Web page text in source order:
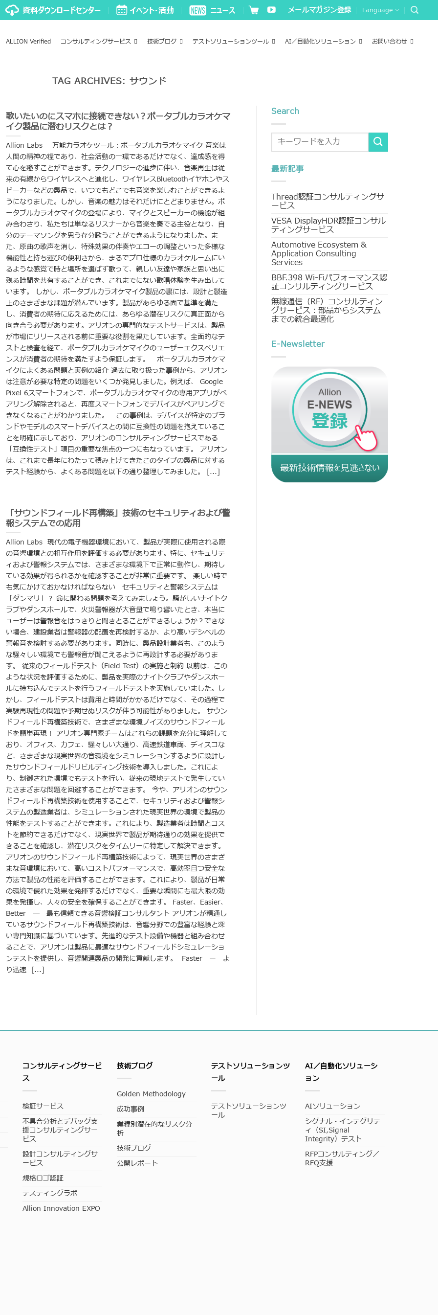
メールマガジン登録 Language
ALLION Verified コンサルティングサービス 技術ブログ テストソリューションツール AI／自動化ソリューション お問い合わせ
TAG ARCHIVES:サウンド
歌いたいのにスマホに接続できない？ポータブルカラオケマ
イク製品に潜むリスクとは？
Allion Labs 万能カラオケツール：ポータブルカラオケマイク 音楽は
人間の精神の糧であり、社会活動の一環であるだけでなく、達成感を得
て心を癒すことができます。テクノロジーの進歩に伴い、音楽再生は従
来の有線からワイヤレスへと進化し、ワイヤレスBluetoothイヤホンやス
ピーカーなどの製品で、いつでもどこでも音楽を楽しむことができるよ
うになりました。しかし、音楽の魅力はそれだけにとどまりません。ポ
ータブルカラオケマイクの登場により、マイクとスピーカーの機能が組
み合わさり、私たちは単なるリスナーから音楽を奏でる主役となり、自
分のテーマソングを思う存分歌うことができるようになりました。ま
た、原曲の歌声を消し、特殊効果の伴奏やエコーの調整といった多様な
機能性と持ち運びの便利さから、まるでプロ仕様のカラオケルームにい
るような感覚で時と場所を選ばず歌って、親しい友達や家族と思い出に
残る時間を共有することができ、これまでにない歌唱体験を生み出して
います。 しかし、ポータブルカラオケマイク製品の裏には、設計と製造
上のさまざまな課題が潜んでいます。製品があらゆる面で基準を満た
し、消費者の期待に応えるためには、あらゆる潜在リスクに真正面から
向き合う必要があります。アリオンの専門的なテストサービスは、製品
が市場にリリースされる前に重要な役割を果たしています。全面的なテ
ストと検査を経て、ポータブルカラオケマイクのユーザーエクスペリエ
ンスが消費者の期待を満たすよう保証します。 ポータブルカラオケマ
イクによくある問題と実例の紹介 過去に取り扱った事例から、アリオン
は注意が必要な特定の問題をいくつか発見しました。例えば、 Google
Pixel 6スマートフォンで、ポータブルカラオケマイクの専用アプリがペ
アリング解除されると、再度スマートフォンでデバイスがペアリングで
きなくなることがわかりました。 この事例は、デバイスが特定のブラ
ンドやモデルのスマートデバイスとの間に互換性の問題を抱えているこ
とを明確に示しており、アリオンのコンサルティングサービスである
「互換性テスト」項目の重要な焦点の一つにもなっています。 アリオン
は、これまで長年にわたって積み上げてきたこのタイプの製品に対する
テスト経験から、よくある問題を以下の通り整理してみました。 [...]
「サウンドフィールド再構築」技術のセキュリティおよび警
報システムでの応用
Allion Labs 現代の電子機器環境において、製品が実際に使用される際
の音響環境との相互作用を評価する必要があります。特に、セキュリテ
ィおよび警報システムでは、さまざまな環境下で正常に動作し、期待し
ている効果が得られるかを確認することが非常に重要です。 楽しい時で
も気にかけておかなければならない セキュリティと警報システムは
「ダンマリ」？ 命に関わる問題を考えてみましょう。騒がしいナイトク
ラブやダンスホールで、火災警報器が大音量で鳴り響いたとき、本当に
ユーザーは警報音をはっきりと聞きとることができるしょうか？できな
い場合、建設業者は警報器の配置を再検討するか、より高いデシベルの
警報音を検討する必要があります。同時に、製品設計業者も、このよう
な騒々しい環境でも警報音が聞こえるように再設計する必要がありま
す。 従来のフィールドテスト（Field Test）の実施と制約 以前は、この
ような状況を評価するために、製品を実際のナイトクラブやダンスホー
ルに持ち込んでテストを行うフィールドテストを実施していました。し
かし、フィールドテストは費用と時間がかかるだけでなく、その過程で
実験再現性の問題や予期せぬリスクが伴う可能性がありました。 サウン
ドフィールド再構築技術で、さまざまな環境ノイズのサウンドフィール
ドを簡単再現！ アリオン専門家チームはこれらの課題を充分に理解して
おり、オフィス、カフェ、騒々しい大通り、高速鉄道車両、ディスコな
ど、さまざまな現実世界の音環境をシミュレーションするように設計し
たサウンドフィールドリビルディング技術を導入しました。これによ
り、制御された環境でもテストを行い、従来の現地テストで発生してい
たさまざまな問題を回避することができます。 今や、アリオンのサウン
ドフィールド再構築技術を使用することで、セキュリティおよび警報シ
ステムの製造業者は、シミュレーションされた現実世界の環境で製品の
性能をテストすることができます。これにより、製造業者は時間とコス
トを節約できるだけでなく、現実世界で製品が期待通りの効果を提供で
きることを確認し、潜在リスクをタイムリーに特定して解決できます。
アリオンのサウンドフィールド再構築技術によって、現実世界のさまざ
まな音環境において、高いコストパフォーマンスで、高効率且つ安全な
方法で製品の性能を評価することができます。これにより、製品が日常
の環境で優れた効果を発揮するだけでなく、重要な瞬間にも最大限の効
果を発揮し、人々の安全を確保することができます。 Faster、Easier、
Better ― 最も信頼できる音響検証コンサルタント アリオンが精通し
ているサウンドフィールド再構築技術は、音響分野での豊富な経験と深
い専門知識に基づいています。先進的なテスト設備や機器と組み合わせ
ることで、アリオンは製品に最適なサウンドフィールドシミュレーショ
ンテストを提供し、音響関連製品の開発に貢献します。 Faster ー よ
り迅速 [...]
Search
最新記事
Thread認証コンサルティングサ
ービス
VESA DisplayHDR認証コンサル
ティングサービス
Automotive Ecosystem &
Application Consulting
Services
BBF.398 Wi-Fiパフォーマンス認
証コンサルティングサービス
無線通信（RF）コンサルティン
グサービス：部品からシステム
までの統合最適化
E-Newsletter
コンサルティングサービ
ス
検証サービス
不具合分析とデバッグ支
援コンサルティングサー
ビス
設計コンサルティングサ
ービス
規格ロゴ認証
テスティングラボ
Allion Innovation EXPO
技術ブログ
Golden Methodology
成功事例
業種別潜在的なリスク分
析
技術ブログ
公開レポート
テストソリューションツ
ール
テストソリューションツ
ール
AI／自動化ソリューシ
ョン
AIソリューション
シグナル・インテグリテ
ィ（SI,Signal
Integrity）テスト
RFPコンサルティング／
RFQ支援